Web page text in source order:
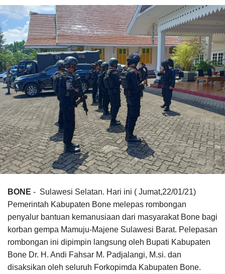
BONE - Sulawesi Selatan. Hari ini ( Jumat,22/01/21)
Pemerintah Kabupaten Bone melepas rombongan
penyalur bantuan kemanusiaan dari masyarakat Bone bagi
korban gempa Mamuju-Majene Sulawesi Barat. Pelepasan
rombongan ini dipimpin langsung oleh Bupati Kabupaten
Bone Dr. H. Andi Fahsar M. Padjalangi, M.si. dan
disaksikan oleh seluruh Forkopimda Kabupaten Bone.